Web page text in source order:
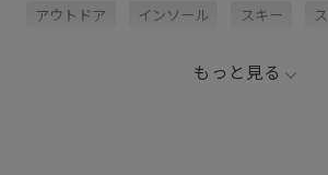
アウトドア インソール スキー
もっと見る